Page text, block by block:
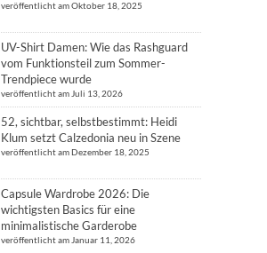
veröffentlicht am Oktober 18, 2025
UV-Shirt Damen: Wie das Rashguard
vom Funktionsteil zum Sommer-
Trendpiece wurde
veröffentlicht am Juli 13, 2026
52, sichtbar, selbstbestimmt: Heidi
Klum setzt Calzedonia neu in Szene
veröffentlicht am Dezember 18, 2025
Capsule Wardrobe 2026: Die
wichtigsten Basics für eine
minimalistische Garderobe
veröffentlicht am Januar 11, 2026